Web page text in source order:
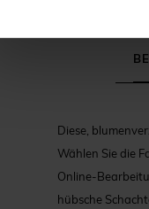
Diese,
Wählen Sie die
Online-
hübsche